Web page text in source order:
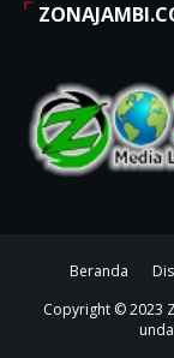
Beranda
Copyright © 2023